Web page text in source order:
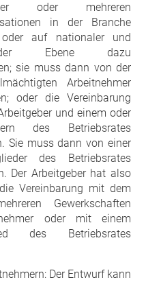
oder mehreren
in der Branche
auf nationaler und
Ebene dazu
sie muss dann von der
Arbeitnehmer
oder die Vereinbarung
und einem oder
des Betriebsrates
Sie muss dann von einer
des Betriebsrates
Der Arbeitgeber hat also
Vereinbarung mit dem
Gewerkschaften
oder mit einem
des Betriebsrates
Der Entwurf kann